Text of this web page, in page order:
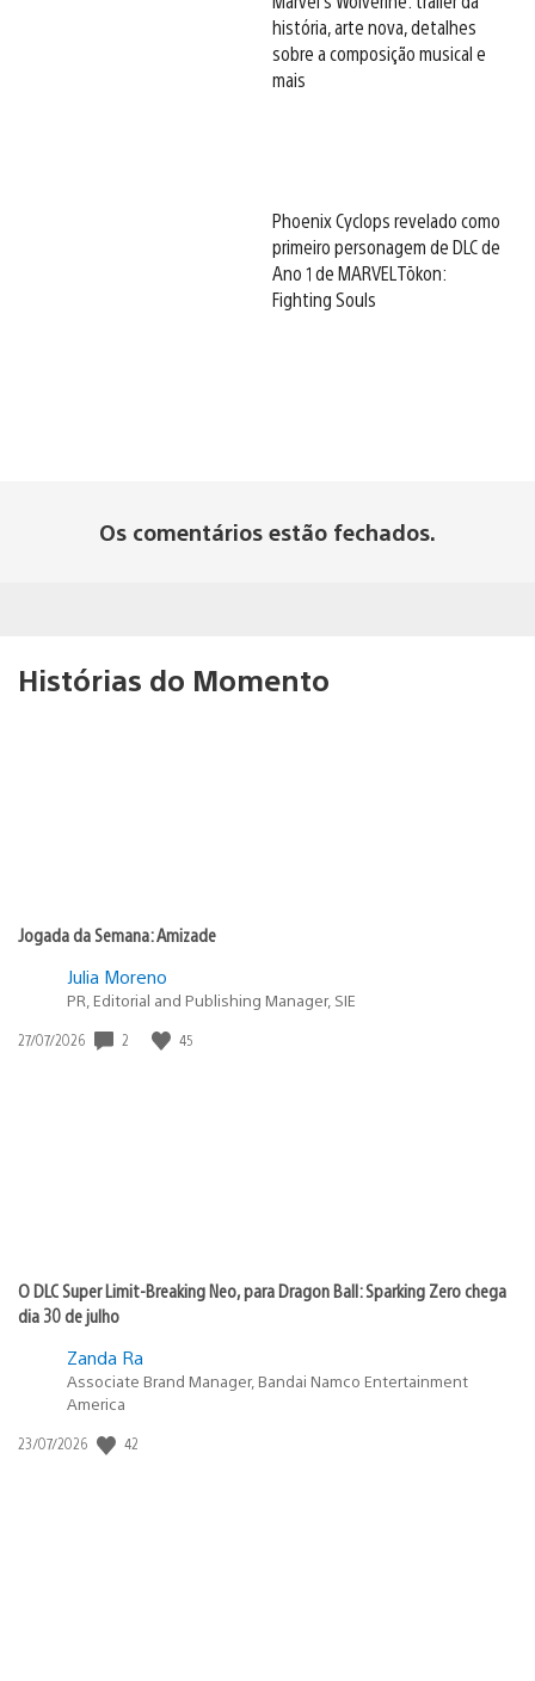
história, arte nova, detalhes
sobre a composição musical e
mais
Phoenix Cyclops revelado como
primeiro personagem de DLC de
Ano 1 de MARVEL Tōkon:
Fighting Souls
Os comentários estão fechados.
Histórias do Momento
Jogada da Semana: Amizade
Julia Moreno
PR, Editorial and Publishing Manager, SIE
Data
27/07/2026 2 45
O DLC Super Limit-Breaking Neo, para Dragon Ball: Sparking Zero chega
dia 30 de julho
Zanda Ra
Associate Brand Manager, Bandai Namco Entertainment
America
Data
23/07/2026 42